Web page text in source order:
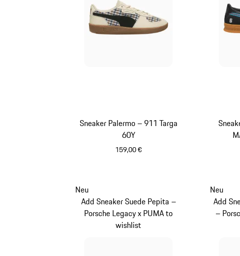
Sneaker Palermo – 911 Targa
60Y
159,00 €
Neu
Add Sneaker Suede Pepita –
Porsche Legacy x PUMA to
wishlist
Neu
Add
–